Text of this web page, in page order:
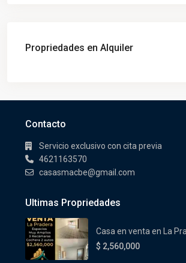
Propriedades en Alquiler
Contacto
Servicio exclusivo con cita previa
4621163570
casasmacbe@gmail.com
Ultimas Propriedades
Casa en venta en La
$ 2,560,000